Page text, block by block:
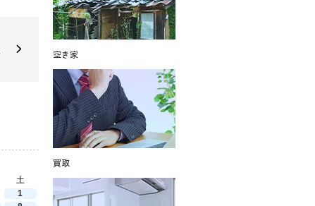
土
1
空き家
買取